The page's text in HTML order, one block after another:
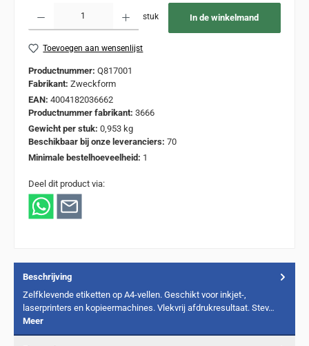
stuk In de winkelmand
Toevoegen aan wensenlijst
Productnummer: Q817001
Fabrikant: Zweckform
EAN: 4004182036662
Productnummer fabrikant: 3666
Gewicht per stuk: 0,953 kg
Beschikbaar bij onze leveranciers: 70
Minimale bestelhoeveelheid: 1
Deel dit product via:
Beschrijving
Zelfklevende etiketten op A4-vellen. Geschikt voor inkjet-,
laserprinters en kopieermachines. Vlekvrij afdrukresultaat. Stev…
Meer